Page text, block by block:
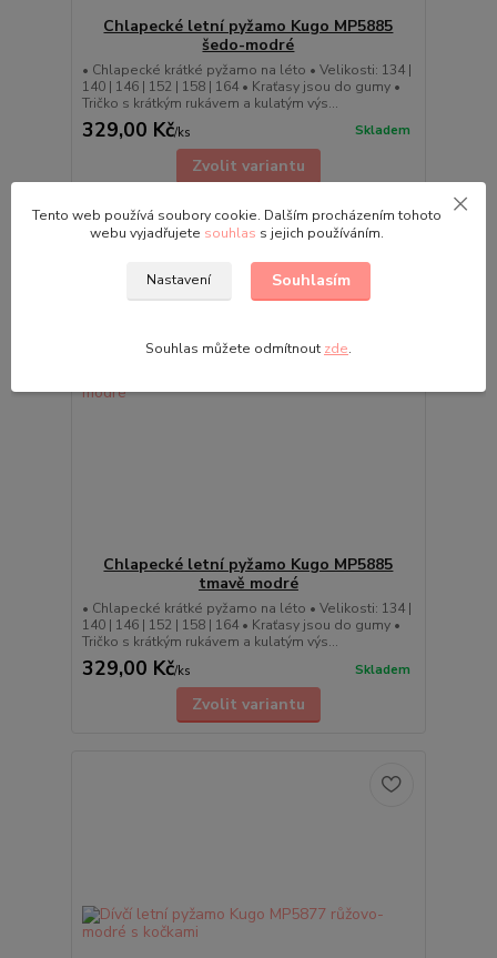
Chlapecké letní pyžamo Kugo MP5885
šedo-modré
• Chlapecké krátké pyžamo na léto • Velikosti: 134 |
140 | 146 | 152 | 158 | 164 • Kraťasy jsou do gumy •
Tričko s krátkým rukávem a kulatým výs...
329,00 Kč/ks Skladem
Zvolit variantu
Chlapecké letní pyžamo Kugo MP5885
tmavě modré
• Chlapecké krátké pyžamo na léto • Velikosti: 134 |
140 | 146 | 152 | 158 | 164 • Kraťasy jsou do gumy •
Tričko s krátkým rukávem a kulatým výs...
329,00 Kč/ks Skladem
Zvolit variantu
Tento web používá soubory cookie. Dalším procházením tohoto
webu vyjadřujete souhlas s jejich používáním.
Nastavení Souhlasím
Souhlas můžete odmítnout zde.